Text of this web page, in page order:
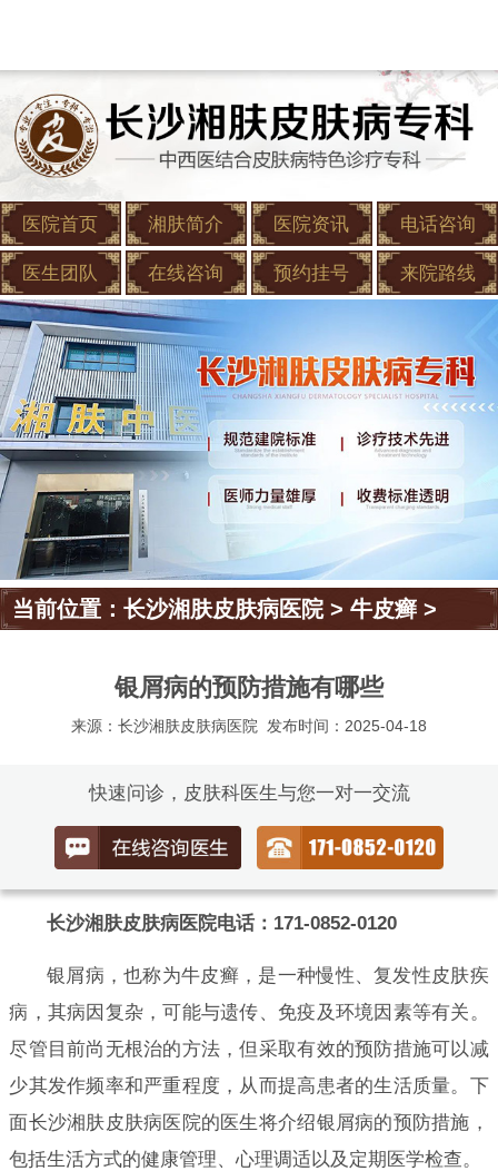
医院首页 湘肤简介 医院资讯 电话咨询
医生团队 在线咨询 预约挂号 来院路线
当前位置：长沙湘肤皮肤病医院>牛皮癣 >
银屑病的预防措施有哪些
来源：长沙湘肤皮肤病医院 发布时间：2025-04-18
快速问诊，皮肤科医生与您一对一交流
长沙湘肤皮肤病医院电话：171-0852-0120
银屑病，也称为牛皮癣，是一种慢性、复发性皮肤疾
病，其病因复杂，可能与遗传、免疫及环境因素等有关。
尽管目前尚无根治的方法，但采取有效的预防措施可以减
少其发作频率和严重程度，从而提高患者的生活质量。下
面长沙湘肤皮肤病医院的医生将介绍银屑病的预防措施，
包括生活方式的健康管理、心理调适以及定期医学检查。